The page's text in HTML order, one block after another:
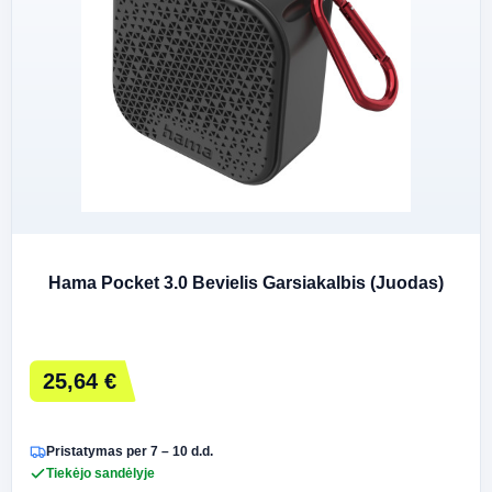
Hama Pocket 3.0 Bevielis Garsiakalbis (Juodas)
25,64 €
Pristatymas per 7 – 10 d.d.
Tiekėjo sandėlyje